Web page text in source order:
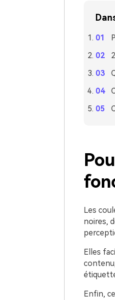
Les
noires,
Elles
Enfin,